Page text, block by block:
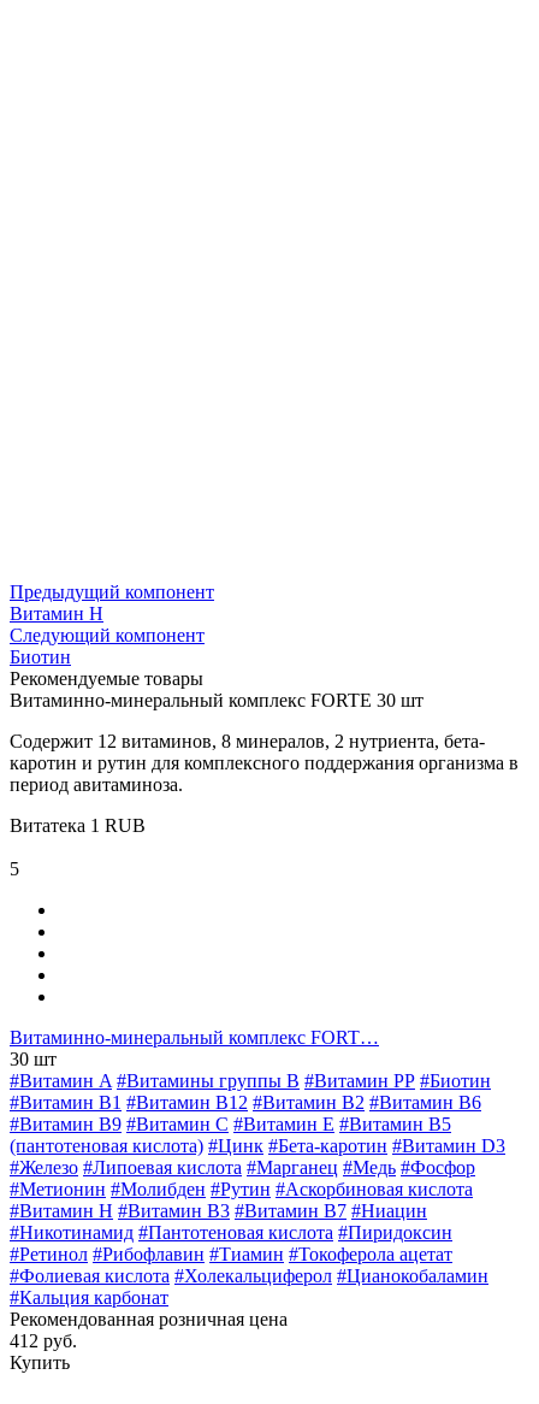
Предыдущий компонент
Витамин H
Следующий компонент
Биотин
Рекомендуемые товары
Витаминно-минеральный комплекс FORTE 30 шт
Содержит 12 витаминов, 8 минералов, 2 нутриента, бета-
каротин и рутин для комплексного поддержания организма в
период авитаминоза.
Витатека 1 RUB
5
Витаминно-минеральный комплекс FORT…
30 шт
#Витамин A #Витамины группы В #Витамин РР #Биотин
#Витамин B1 #Витамин B12 #Витамин B2 #Витамин B6
#Витамин B9 #Витамин C #Витамин E #Витамин В5
(пантотеновая кислота) #Цинк #Бета-каротин #Витамин D3
#Железо #Липоевая кислота #Марганец #Медь #Фосфор
#Метионин #Молибден #Рутин #Аскорбиновая кислота
#Витамин H #Витамин В3 #Витамин В7 #Ниацин
#Никотинамид #Пантотеновая кислота #Пиридоксин
#Ретинол #Рибофлавин #Тиамин #Токоферола ацетат
#Фолиевая кислота #Холекальциферол #Цианокобаламин
#Кальция карбонат
Рекомендованная розничная цена
412 руб.
Купить